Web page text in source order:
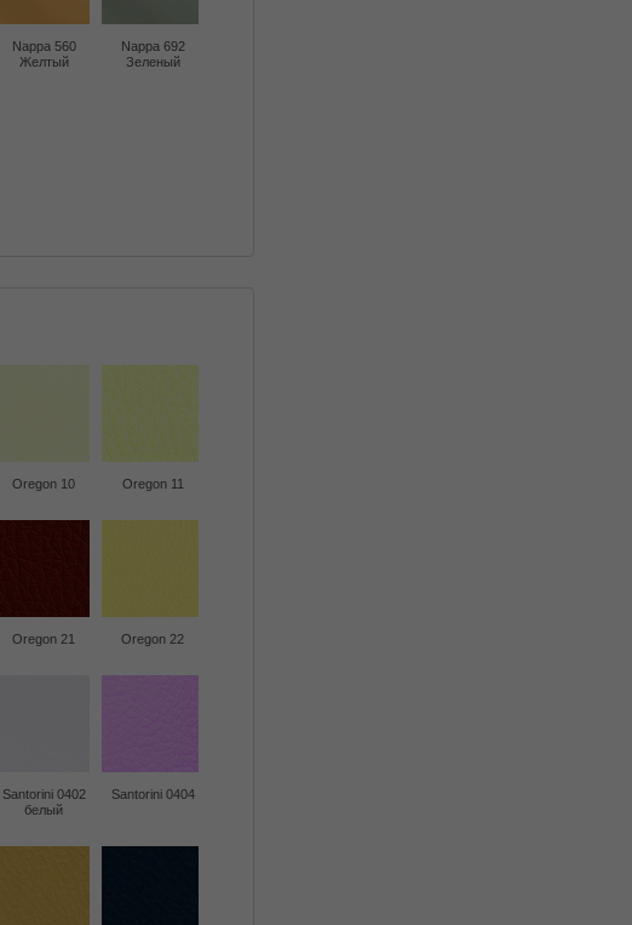
Nappa 560
Желтый
Nappa 692
Зеленый
Oregon 10 Oregon 11
Oregon 21 Oregon 22
Santorini 0402
белый
Santorini 0404